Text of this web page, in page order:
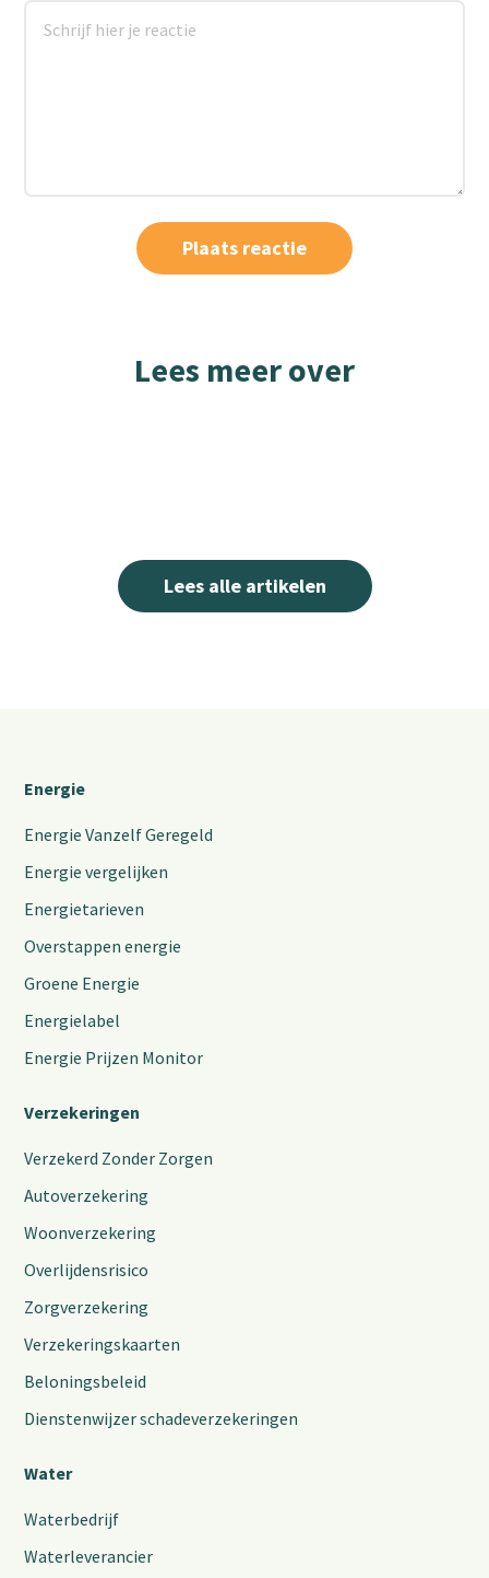
Lees meer over
Lees alle artikelen
Energie
Energie Vanzelf Geregeld
Energie vergelijken
Energietarieven
Overstappen energie
Groene Energie
Energielabel
Energie Prijzen Monitor
Verzekeringen
Verzekerd Zonder Zorgen
Autoverzekering
Woonverzekering
Overlijdensrisico
Zorgverzekering
Verzekeringskaarten
Beloningsbeleid
Dienstenwijzer schadeverzekeringen
Water
Waterbedrijf
Waterleverancier